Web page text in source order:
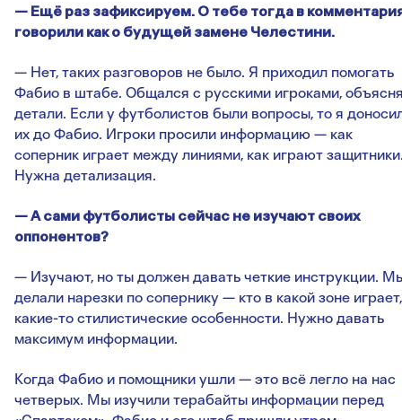
— Ещё раз зафиксируем. О тебе тогда в
говорили как о будущей замене Челестини.
— Нет, таких разговоров не было. Я приходил помогать
Фабио в штабе. Общался с русскими игроками,
детали. Если у футболистов были вопросы, то я
их до Фабио. Игроки просили информацию — как
соперник играет между линиями, как играют
Нужна детализация.
— А сами футболисты сейчас не изучают своих
оппонентов?
— Изучают, но ты должен давать четкие инструкции.
делали нарезки по сопернику — кто в какой зоне играет,
какие-то стилистические особенности. Нужно давать
максимум информации.
Когда Фабио и помощники ушли — это всё легло на нас
четверых. Мы изучили терабайты информации перед